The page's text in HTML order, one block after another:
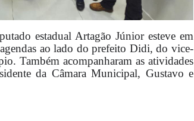
estadual Artagão Júnior esteve em
ao lado do prefeito Didi, do vice-
Também acompanharam as atividades
da Câmara Municipal, Gustavo e